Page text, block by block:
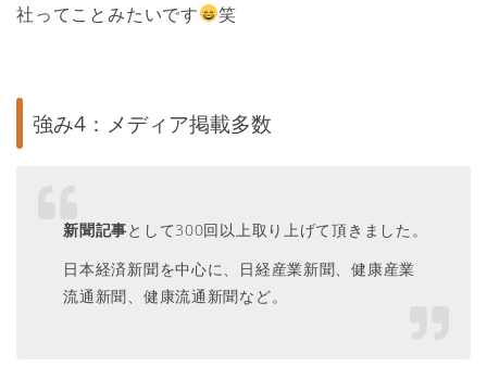
社ってことみたいです
笑
強み4：メディア掲載多数
新聞記事として300回以上取り上げて頂きました。
日本経済新聞を中心に、日経産業新聞、健康産業
流通新聞、健康流通新聞など。